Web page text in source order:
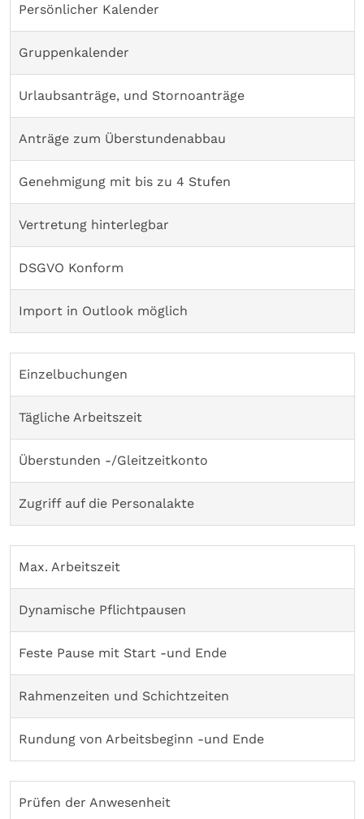
Persönlicher Kalender
Gruppenkalender
Urlaubsanträge, und Stornoanträge
Anträge zum Überstundenabbau
Genehmigung mit bis zu 4 Stufen
Vertretung hinterlegbar
DSGVO Konform
Import in Outlook möglich
Einzelbuchungen
Tägliche Arbeitszeit
Überstunden -/Gleitzeitkonto
Zugriff auf die Personalakte
Max. Arbeitszeit
Dynamische Pflichtpausen
Feste Pause mit Start -und Ende
Rahmenzeiten und Schichtzeiten
Rundung von Arbeitsbeginn -und Ende
Prüfen der Anwesenheit